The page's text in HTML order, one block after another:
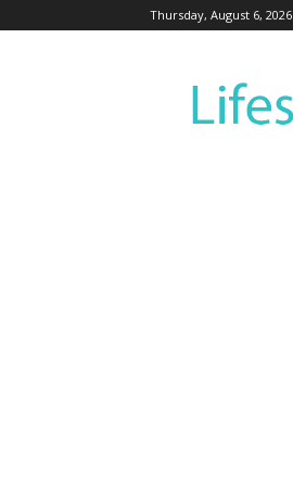
Thursday, August 6, 2026
Info